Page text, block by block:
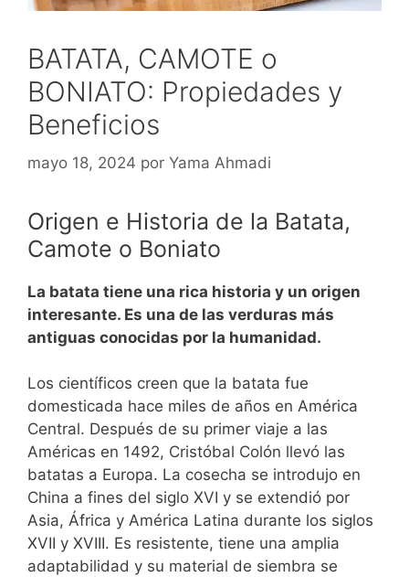
BATATA, CAMOTE o
BONIATO: Propiedades y
Beneficios
mayo 18, 2024 por Yama Ahmadi
Origen e Historia de la Batata,
Camote o Boniato
La batata tiene una rica historia y un origen
interesante. Es una de las verduras más
antiguas conocidas por la humanidad.
Los científicos creen que la batata fue
domesticada hace miles de años en América
Central. Después de su primer viaje a las
Américas en 1492, Cristóbal Colón llevó las
batatas a Europa. La cosecha se introdujo en
China a fines del siglo XVI y se extendió por
Asia, África y América Latina durante los siglos
XVII y XVIII. Es resistente, tiene una amplia
adaptabilidad y su material de siembra se